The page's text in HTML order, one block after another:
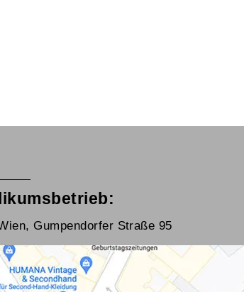
Gumpendorfer Straße 95